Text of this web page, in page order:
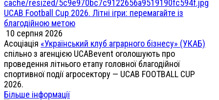
UCAB Football Cup 2026. Літні ігри: перемагайте із
благодійною метою
10 серпня 2026
Асоціація «Український клуб аграрного бізнесу» (УКАБ)
спільно з агенцією UCABevent оголошують про
проведення літнього етапу головної благодійної
спортивної події агросектору — UCAB FOOTBALL CUP
2026.
Більше інформації